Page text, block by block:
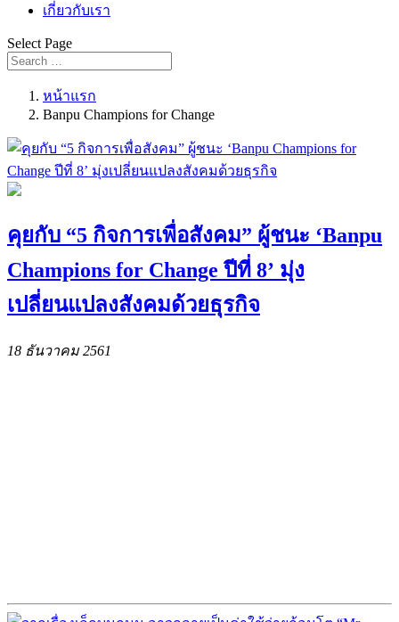
เกี่ยวกับเรา
Select Page
หน้าแรก
Banpu Champions for Change
คุยกับ “5 กิจการเพื่อสังคม” ผู้ชนะ ‘Banpu
Champions for Change ปีที่ 8’ มุ่ง
เปลี่ยนแปลงสังคมด้วยธุรกิจ
18 ธันวาคม 2561